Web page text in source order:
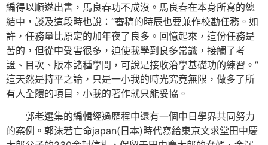
編得以順遂出書，馬良春功不成沒。馬良春在本身所寫的總
結中，談及這段時也說：“審稿的時辰也要兼作校勘任務。如
許，任務量比原定的加年夜了良多。回憶起來，這份任務是
苦的，但從中受害很多，迫使我學到良多常識，接觸了考
證、目次、版本諸種學問，可說是接收治學基礎功的練習。”
這天然是持平之論，只是一小我的時光究竟無限，做多了所
有人全體的項目，小我的著作就只能妥協。
郭老選集的編輯經過歷程中還有一個中日學界共同努力
的案例。郭沫若亡命japan(日本)時代寫給東京文求堂田中慶